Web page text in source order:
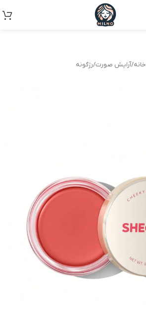
خانه/آرایش صورت/رژگونه